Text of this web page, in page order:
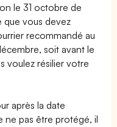
le 31 octobre de
que vous devez
recommandé au
soit avant le
voulez résilier votre
après la date
ne pas être protégé, il